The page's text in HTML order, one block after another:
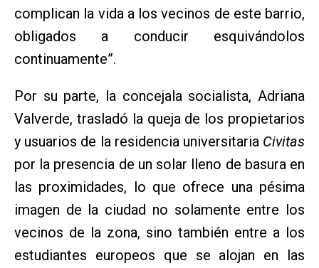
complican la vida a los vecinos de este barrio,
obligados a conducir esquivándolos
continuamente”.
Por su parte, la concejala socialista, Adriana
Valverde, trasladó la queja de los propietarios
y usuarios de la residencia universitaria Civitas
por la presencia de un solar lleno de basura en
las proximidades, lo que ofrece una pésima
imagen de la ciudad no solamente entre los
vecinos de la zona, sino también entre a los
estudiantes europeos que se alojan en las